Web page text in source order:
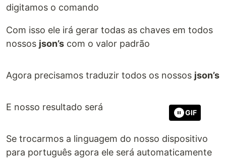
digitamos o comando
Com isso ele irá gerar todas as chaves em todos
nossos json’s com o valor padrão
Agora precisamos traduzir todos os nossos json’s
E nosso resultado será
GIF
Se trocarmos a linguagem do nosso dispositivo
para português agora ele será automaticamente